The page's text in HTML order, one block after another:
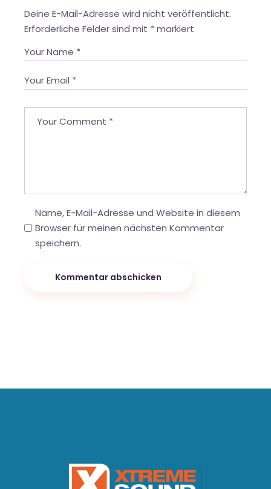
Deine E-Mail-Adresse wird nicht veröffentlicht.
Erforderliche Felder sind mit * markiert
Name, E-Mail-Adresse und Website in diesem
Browser für meinen nächsten Kommentar
speichern.
Kommentar abschicken